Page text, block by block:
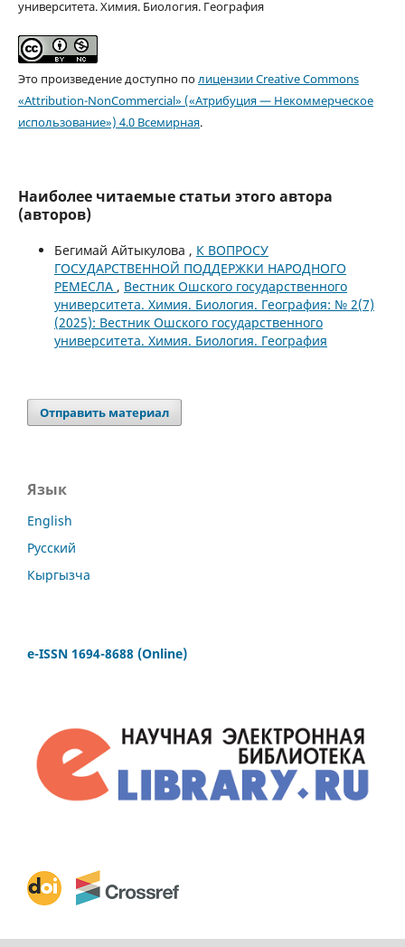
университета. Химия. Биология. География
Это произведение доступно полицензии Creative Commons
«Attribution-NonCommercial» («Атрибуция — Некоммерческое
использование») 4.0 Всемирная.
Наиболее читаемые статьи этого автора
(авторов)
Бегимай Айтыкулова , К ВОПРОСУ
ГОСУДАРСТВЕННОЙ ПОДДЕРЖКИ НАРОДНОГО
РЕМЕСЛА , Вестник Ошского государственного
университета. Химия. Биология. География: № 2(7)
(2025): Вестник Ошского государственного
университета. Химия. Биология. География
Отправить материал
Язык
English
Русский
Кыргызча
e-ISSN 1694-8688 (Online)